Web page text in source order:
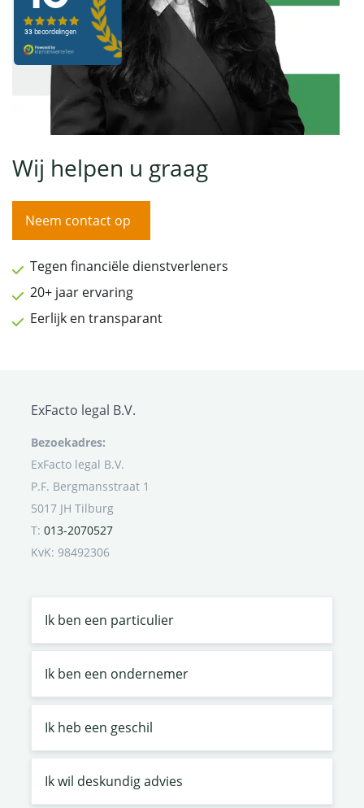
Wij helpen u graag
Neem contact op
Tegen financiële dienstverleners
20+ jaar ervaring
Eerlijk en transparant
ExFacto legal B.V.
Bezoekadres:
ExFacto legal B.V.
P.F. Bergmansstraat 1
5017 JH Tilburg
T: 013-2070527
KvK: 98492306
Ik ben een particulier
Ik ben een ondernemer
Ik heb een geschil
Ik wil deskundig advies